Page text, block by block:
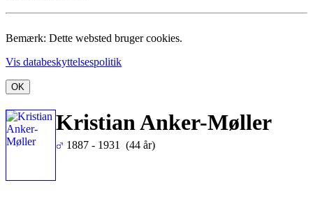
Bemærk: Dette websted bruger cookies.
Vis databeskyttelsespolitik
OK
Kristian Anker-Møller
1887 - 1931 (44 år)